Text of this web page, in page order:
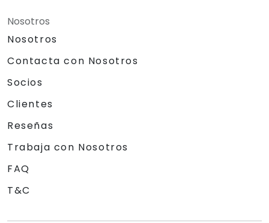
Nosotros
Nosotros
Contacta con Nosotros
Socios
Clientes
Reseñas
Trabaja con Nosotros
FAQ
T&C